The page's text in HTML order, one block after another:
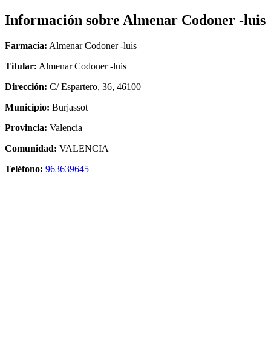
Información sobre Almenar Codoner -luis
Farmacia: Almenar Codoner -luis
Titular: Almenar Codoner -luis
Dirección: C/ Espartero, 36, 46100
Municipio: Burjassot
Provincia: Valencia
Comunidad: VALENCIA
Teléfono: 963639645